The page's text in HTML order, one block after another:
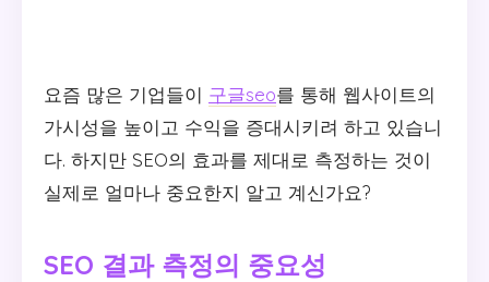
요즘 많은 기업들이 구글seo를 통해 웹사이트의
가시성을 높이고 수익을 증대시키려 하고 있습니
다. 하지만 SEO의 효과를 제대로 측정하는 것이
실제로 얼마나 중요한지 알고 계신가요?
SEO 결과 측정의 중요성